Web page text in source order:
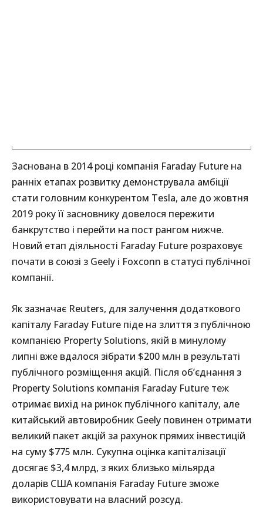
Заснована в 2014 році компанія Faraday Future на
ранніх етапах розвитку демонструвала амбіції
стати головним конкурентом Tesla, але до жовтня
2019 року її засновнику довелося пережити
банкрутство і перейти на пост рангом нижче.
Новий етап діяльності Faraday Future розраховує
почати в союзі з Geely і Foxconn в статусі публічної
компанії.
Як зазначає Reuters, для залучення додаткового
капіталу Faraday Future піде на злиття з публічною
компанією Property Solutions, якій в минулому
липні вже вдалося зібрати $200 млн в результаті
публічного розміщення акцій. Після об’єднання з
Property Solutions компанія Faraday Future теж
отримає вихід на ринок публічного капіталу, але
китайський автовиробник Geely повинен отримати
великий пакет акцій за рахунок прямих інвестицій
на суму $775 млн. Сукупна оцінка капіталізації
досягає $3,4 млрд, з яких близько мільярда
доларів США компанія Faraday Future зможе
використовувати на власний розсуд.